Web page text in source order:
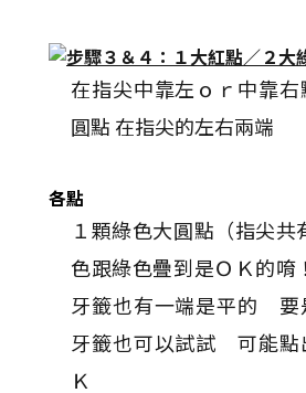
在指尖中靠左ｏｒ中靠
圓點 在指尖的左右兩端
各點
１顆綠色大圓點（指尖共
色跟綠色疊到是ＯＫ的唷
牙籤也有一端是平的 要
牙籤也可以試試 可能點
Ｋ